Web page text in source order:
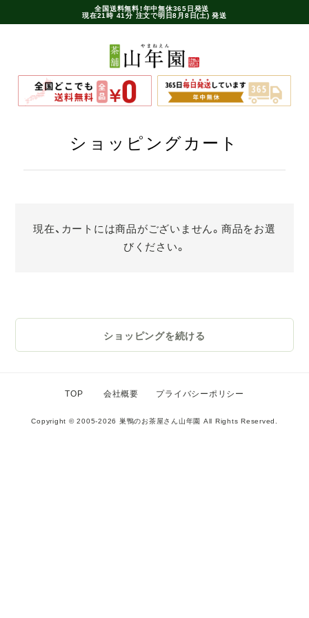
全国送料無料！年中無休365日発送
現在21時 41分 注文で明日8月8日(土) 発送
ショッピングカート
現在、カートには商品がございません。商品をお選
びください。
ショッピングを続ける
TOP 会社概要 プライバシーポリシー
Copyright © 2005-2026 巣鴨のお茶屋さん山年園 All Rights Reserved.